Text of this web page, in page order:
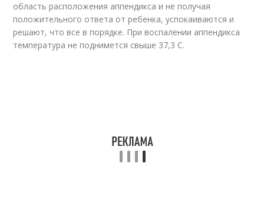
область расположения аппендикса и не получая
положительного ответа от ребенка, успокаиваются и
решают, что все в порядке. При воспалении аппендикса
температура не поднимется свыше 37,3 С.